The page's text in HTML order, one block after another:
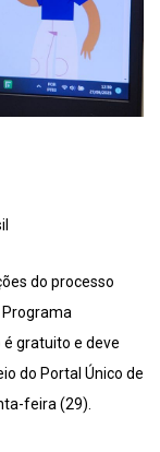
do processo
é gratuito e deve
do Portal Único de
feira (29).